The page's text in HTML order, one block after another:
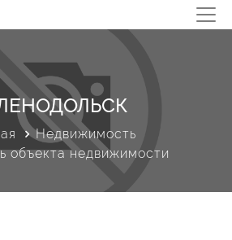
Недвижимость
объекта недвижимости